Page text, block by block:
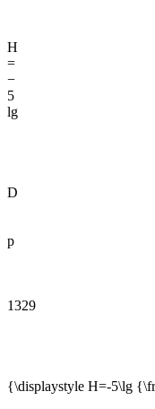
H
=
−
5
lg
D
p
1329
{\displaystyle H=-5\lg